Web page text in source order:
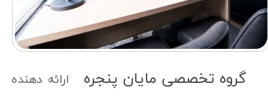
تخصصی مایان پن جره
ارائه دهندهگروه تخصصی مایان پنجره​​​​​​​